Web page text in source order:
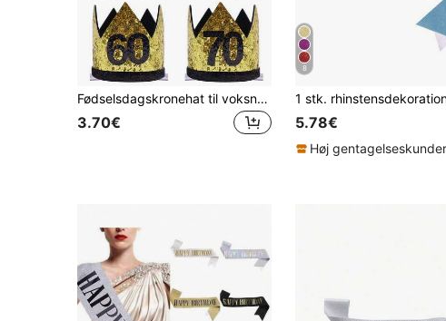
Fødselsdagskronehat til voksne, håndlavet filt i guld. 20., 30., 40., 50., 60., 70. fødselsdagskronehat.
3.70€
8
5.78€
Høj gentagelseskunder